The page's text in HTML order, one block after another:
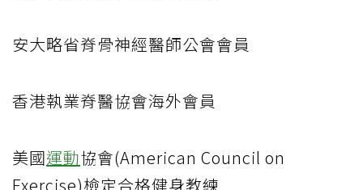
安大略省脊骨神經醫師公會會員
香港執業脊醫協會海外會員
美國運動協會(American Council on
Exercise)檢定合格健身教練